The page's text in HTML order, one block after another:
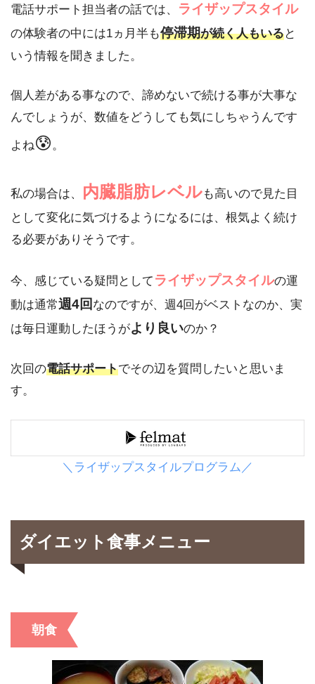
電話サポート担当者の話では、 ライザップスタイル
の体験者の中には1ヵ月半も停滞期が続く人もいると
いう情報を聞きました。
個人差がある事なので、諦めないで続ける事が大事な
んでしょうが、数値をどうしても気にしちゃうんです
よね😰。
私の場合は、 内臓脂肪レベルも高いので見た目
として変化に気づけるようになるには、根気よく続け
る必要がありそうです。
今、感じている疑問として ライザップスタイルの運
動は通常週4回 なのですが、週4回がベストなのか、実
は毎日運動したほうがより良いのか？
次回の電話サポートでその辺を質問したいと思いま
す。
＼ライザップスタイルプログラム／
ダイエット食事メニュー
朝食